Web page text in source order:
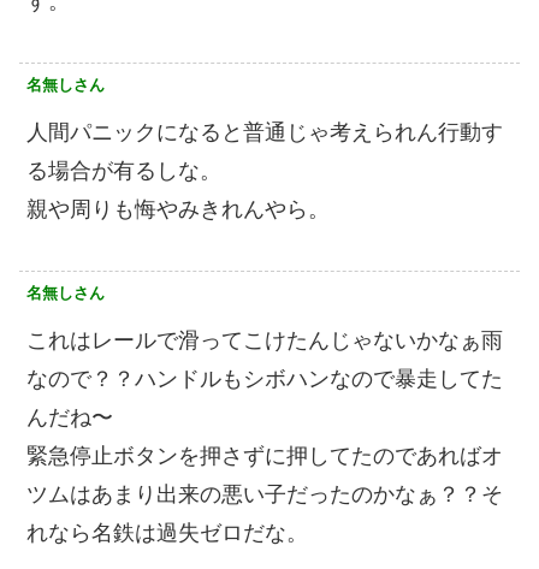
名無しさん
人間パニックになると普通じゃ考えられん行動す
る場合が有るしな。
親や周りも悔やみきれんやら。
名無しさん
これはレールで滑ってこけたんじゃないかなぁ雨
なので？？ハンドルもシボハンなので暴走してた
んだね〜
緊急停止ボタンを押さずに押してたのであればオ
ツムはあまり出来の悪い子だったのかなぁ？？そ
れなら名鉄は過失ゼロだな。